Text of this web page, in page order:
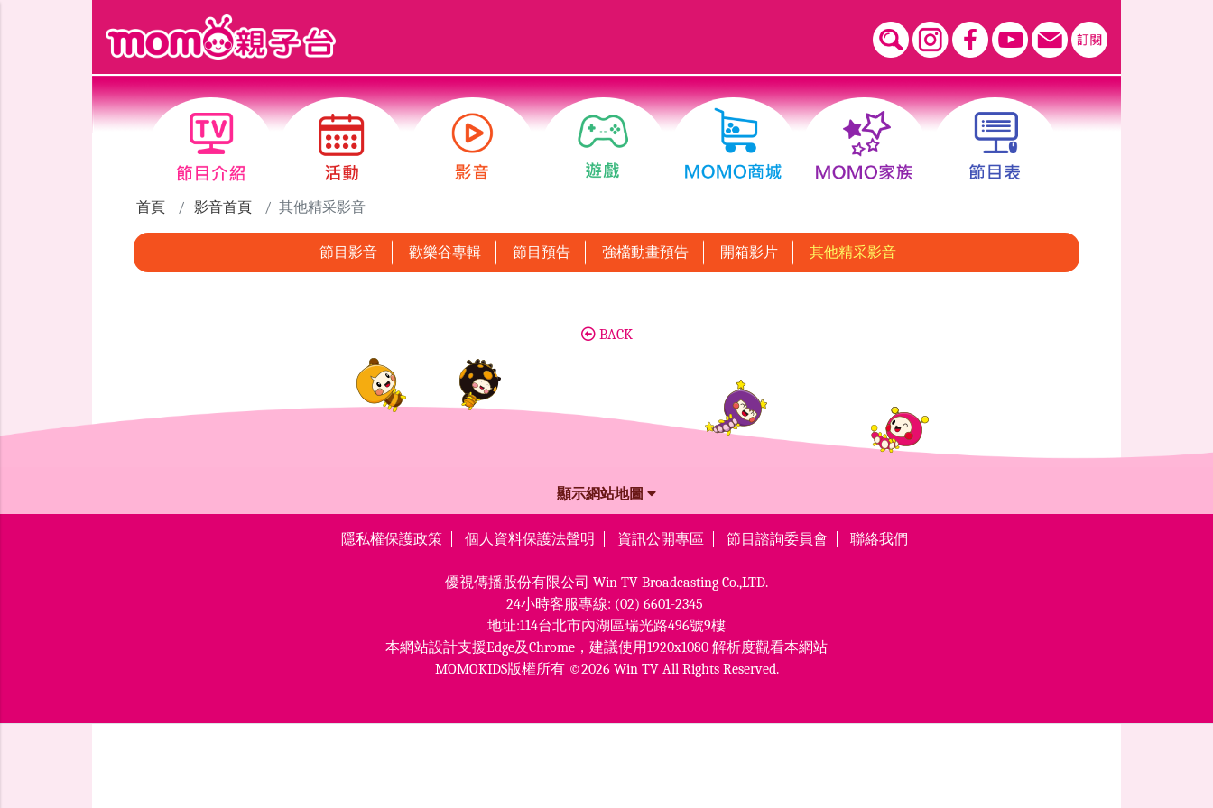
首頁 影音首頁 其他精采影音
節目影音 歡樂谷專輯 節目預告 強檔動畫預告 開箱影片 其他精采影音
BACK
顯示網站地圖
隱私權保護政策 個人資料保護法聲明 資訊公開專區 節目諮詢委員會 聯絡我們
優視傳播股份有限公司 Win TV Broadcasting Co.,LTD.
24小時客服專線: (02) 6601-2345
地址:114台北市內湖區瑞光路496號9樓
本網站設計支援Edge及Chrome， 建議使用1920x1080 解析度觀看本網站
MOMOKIDS版權所有 ©2026 Win TV All Rights Reserved.